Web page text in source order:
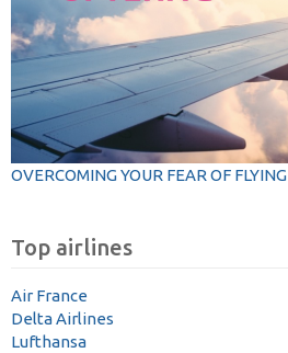
OVERCOMING YOUR FEAR OF FLYING
Top airlines
Air France
Delta Airlines
Lufthansa